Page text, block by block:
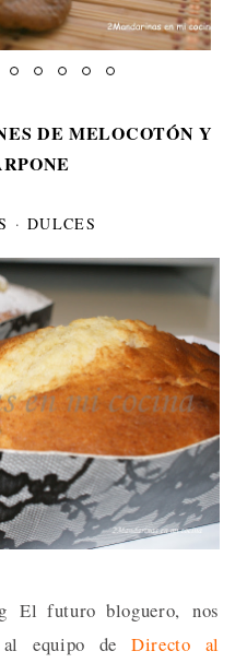
DE MELOCOTÓN Y
· DULCES
El futuro bloguero, nos
equipo de Directo al